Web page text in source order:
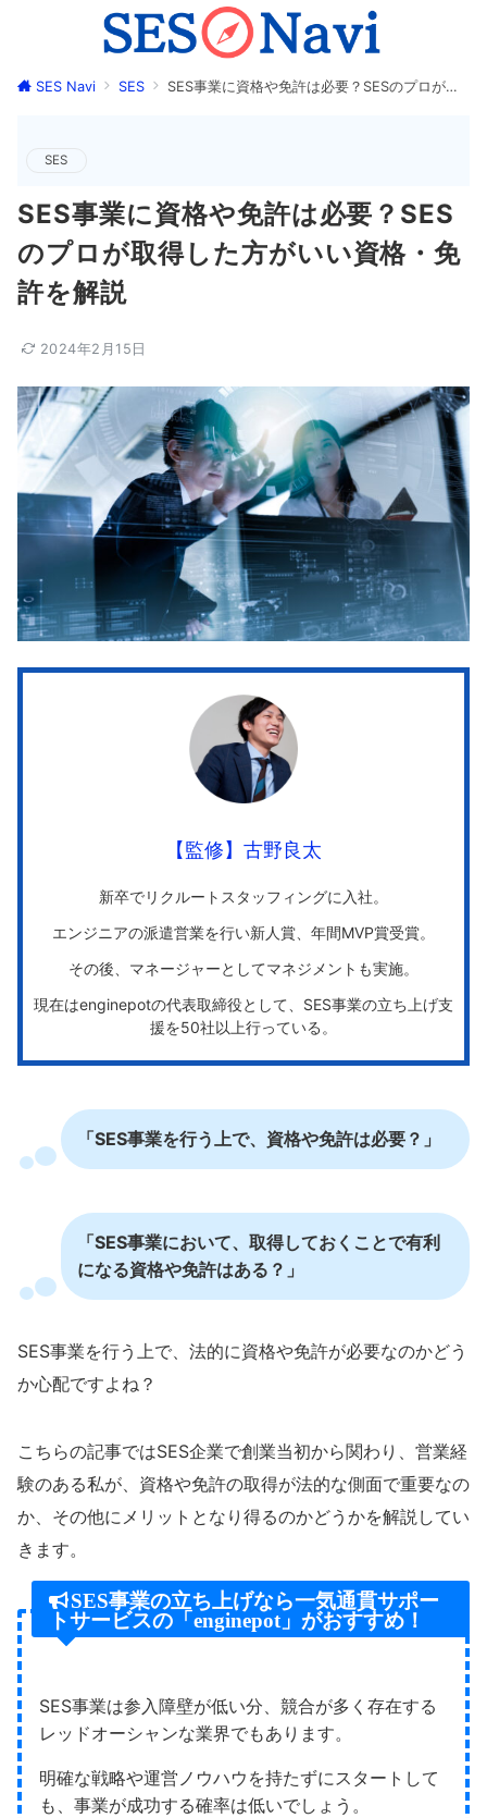
SES Navi SES SES事業に資格や免許は必要？SESのプロが取得した方がいい資格・免許を解説
SES
SES事業に資格や免許は必要？SES
のプロが取得した方がいい資格・免
許を解説
2024年2月15日
【監修】古野良太
新卒でリクルートスタッフィングに入社。
エンジニアの派遣営業を行い新人賞、年間MVP賞受賞。
その後、マネージャーとしてマネジメントも実施。
現在はenginepotの代表取締役として、SES事業の立ち上げ支
援を50社以上行っている。
「SES事業を行う上で、資格や免許は必要？」
「SES事業において、取得しておくことで有利
になる資格や免許はある？」
SES事業を行う上で、法的に資格や免許が必要なのかどう
か心配ですよね？
こちらの記事ではSES企業で創業当初から関わり、営業経
験のある私が、資格や免許の取得が法的な側面で重要なの
か、その他にメリットとなり得るのかどうかを解説してい
きます。
SES事業の立ち上げなら一気通貫サポー
トサービスの「enginepot」がおすすめ！
SES事業は参入障壁が低い分、競合が多く存在する
レッドオーシャンな業界でもあります。
明確な戦略や運営ノウハウを持たずにスタートして
も、事業が成功する確率は低いでしょう。